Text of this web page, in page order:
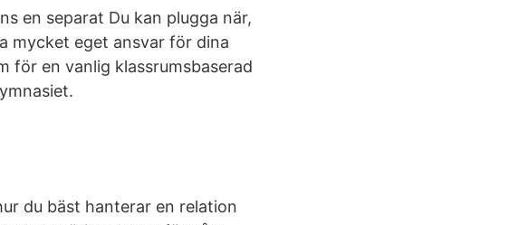
en separat Du kan plugga när,
mycket eget ansvar för dina
för en vanlig klassrumsbaserad
du bäst hanterar en relation